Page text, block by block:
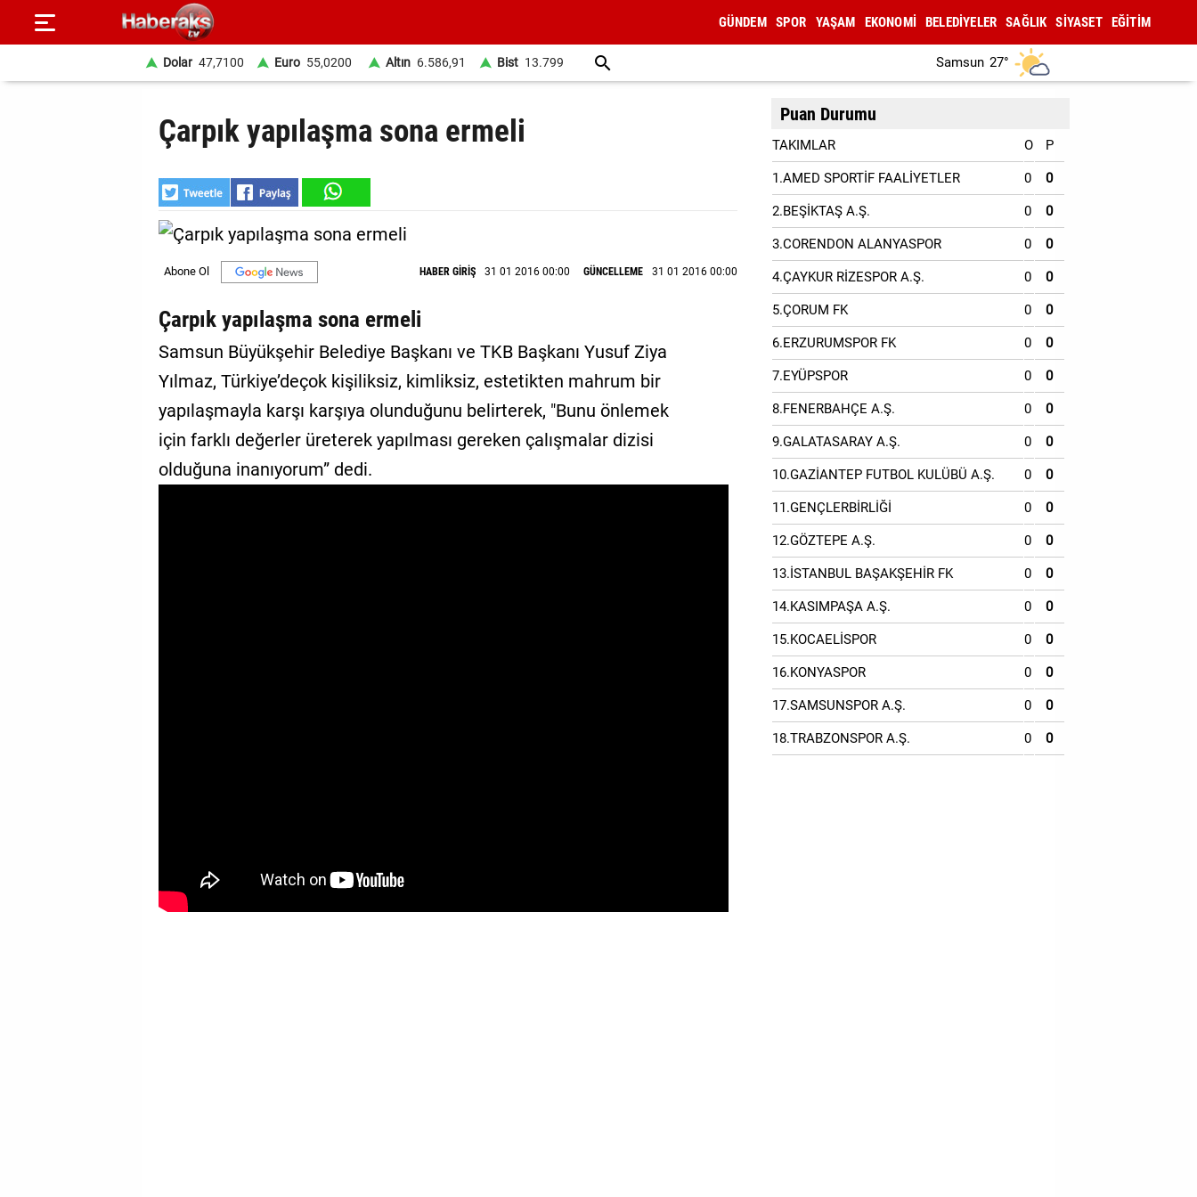
GÜNDEM SPOR YAŞAM EKONOMİ BELEDİYELER SAĞLIK SİYASET EĞİTİM
Dolar 47,7100 Euro 55,0200 Altın 6.586,91 Bist 13.799 Samsun 27°
Çarpık yapılaşma sona ermeli
HABER GİRİŞ 31 01 2016 00:00 GÜNCELLEME 31 01 2016 00:00
Çarpık yapılaşma sona ermeli
Samsun Büyükşehir Belediye Başkanı ve TKB Başkanı Yusuf Ziya
Yılmaz, Türkiye’deçok kişiliksiz, kimliksiz, estetikten mahrum bir
yapılaşmayla karşı karşıya olunduğunu belirterek, "Bunu önlemek
için farklı değerler üreterek yapılması gereken çalışmalar dizisi
olduğuna inanıyorum” dedi.
Puan Durumu
TAKIMLAR O P
1.AMED SPORTİF FAALİYETLER 0 0
2.BEŞİKTAŞ A.Ş. 0 0
3.CORENDON ALANYASPOR 0 0
4.ÇAYKUR RİZESPOR A.Ş. 0 0
5.ÇORUM FK 0 0
6.ERZURUMSPOR FK 0 0
7.EYÜPSPOR 0 0
8.FENERBAHÇE A.Ş. 0 0
9.GALATASARAY A.Ş. 0 0
10.GAZİANTEP FUTBOL KULÜBÜ A.Ş. 0 0
11.GENÇLERBİRLİĞİ 0 0
12.GÖZTEPE A.Ş. 0 0
13.İSTANBUL BAŞAKŞEHİR FK 0 0
14.KASIMPAŞA A.Ş. 0 0
15.KOCAELİSPOR 0 0
16.KONYASPOR 0 0
17.SAMSUNSPOR A.Ş. 0 0
18.TRABZONSPOR A.Ş. 0 0